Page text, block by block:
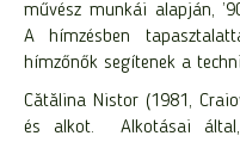
művész munkái alapján,
A hímzésben
hímzőnők segítenek a
Cătălina Nistor (1981,
és alkot. Alkotásai